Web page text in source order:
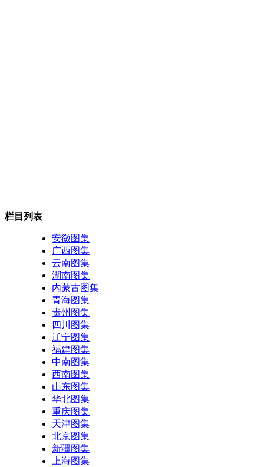
栏目列表
安徽图集
广西图集
云南图集
湖南图集
内蒙古图集
青海图集
贵州图集
四川图集
辽宁图集
福建图集
中南图集
西南图集
山东图集
华北图集
重庆图集
天津图集
北京图集
新疆图集
上海图集